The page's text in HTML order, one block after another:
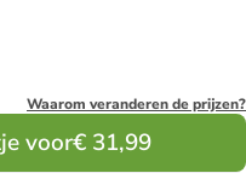
Waarom veranderen de prijzen?
voor€ 31,99